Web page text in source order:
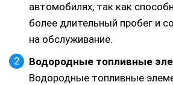
автомобилях, так как
более длительный пробег и
на обслуживание.
Водородные топливные
Водородные топливные